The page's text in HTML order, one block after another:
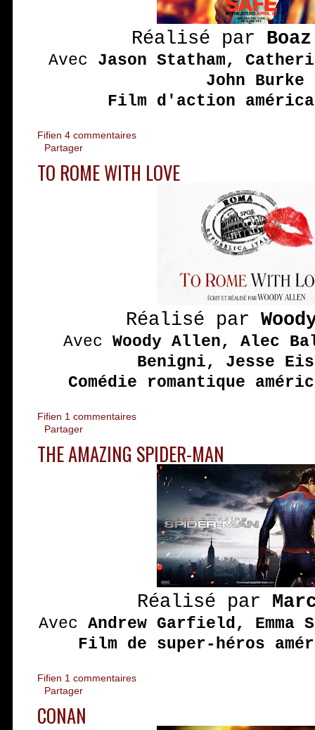
Réalisé par
Avec Jason Statham,
John Burke
Film d'action
Fifien 4 commentaires
Partager
TO ROME WITH LOVE
Réalisé par
Avec Woody Allen, Alec
Benigni, Jesse
Comédie romantique
Fifien 1 commentaires
Partager
THE AMAZING SPIDER-MAN
Réalisé par
Avec Andrew Garfield, Emma
Film de super-héros
Fifien 1 commentaires
Partager
CONAN